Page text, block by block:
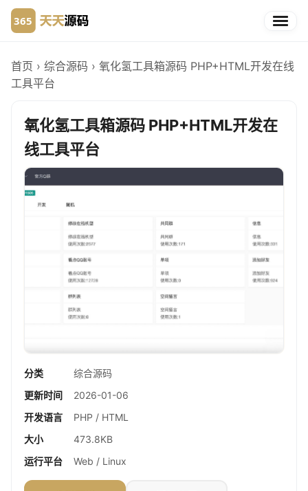
首页 › 综合源码 › 氧化氢工具箱源码 PHP+HTML开发在线
工具平台
氧化氢工具箱源码 PHP+HTML开发在
线工具平台
分类
综合源码
更新时间
2026-01-06
开发语言
PHP / HTML
大小
473.8KB
运行平台
Web / Linux